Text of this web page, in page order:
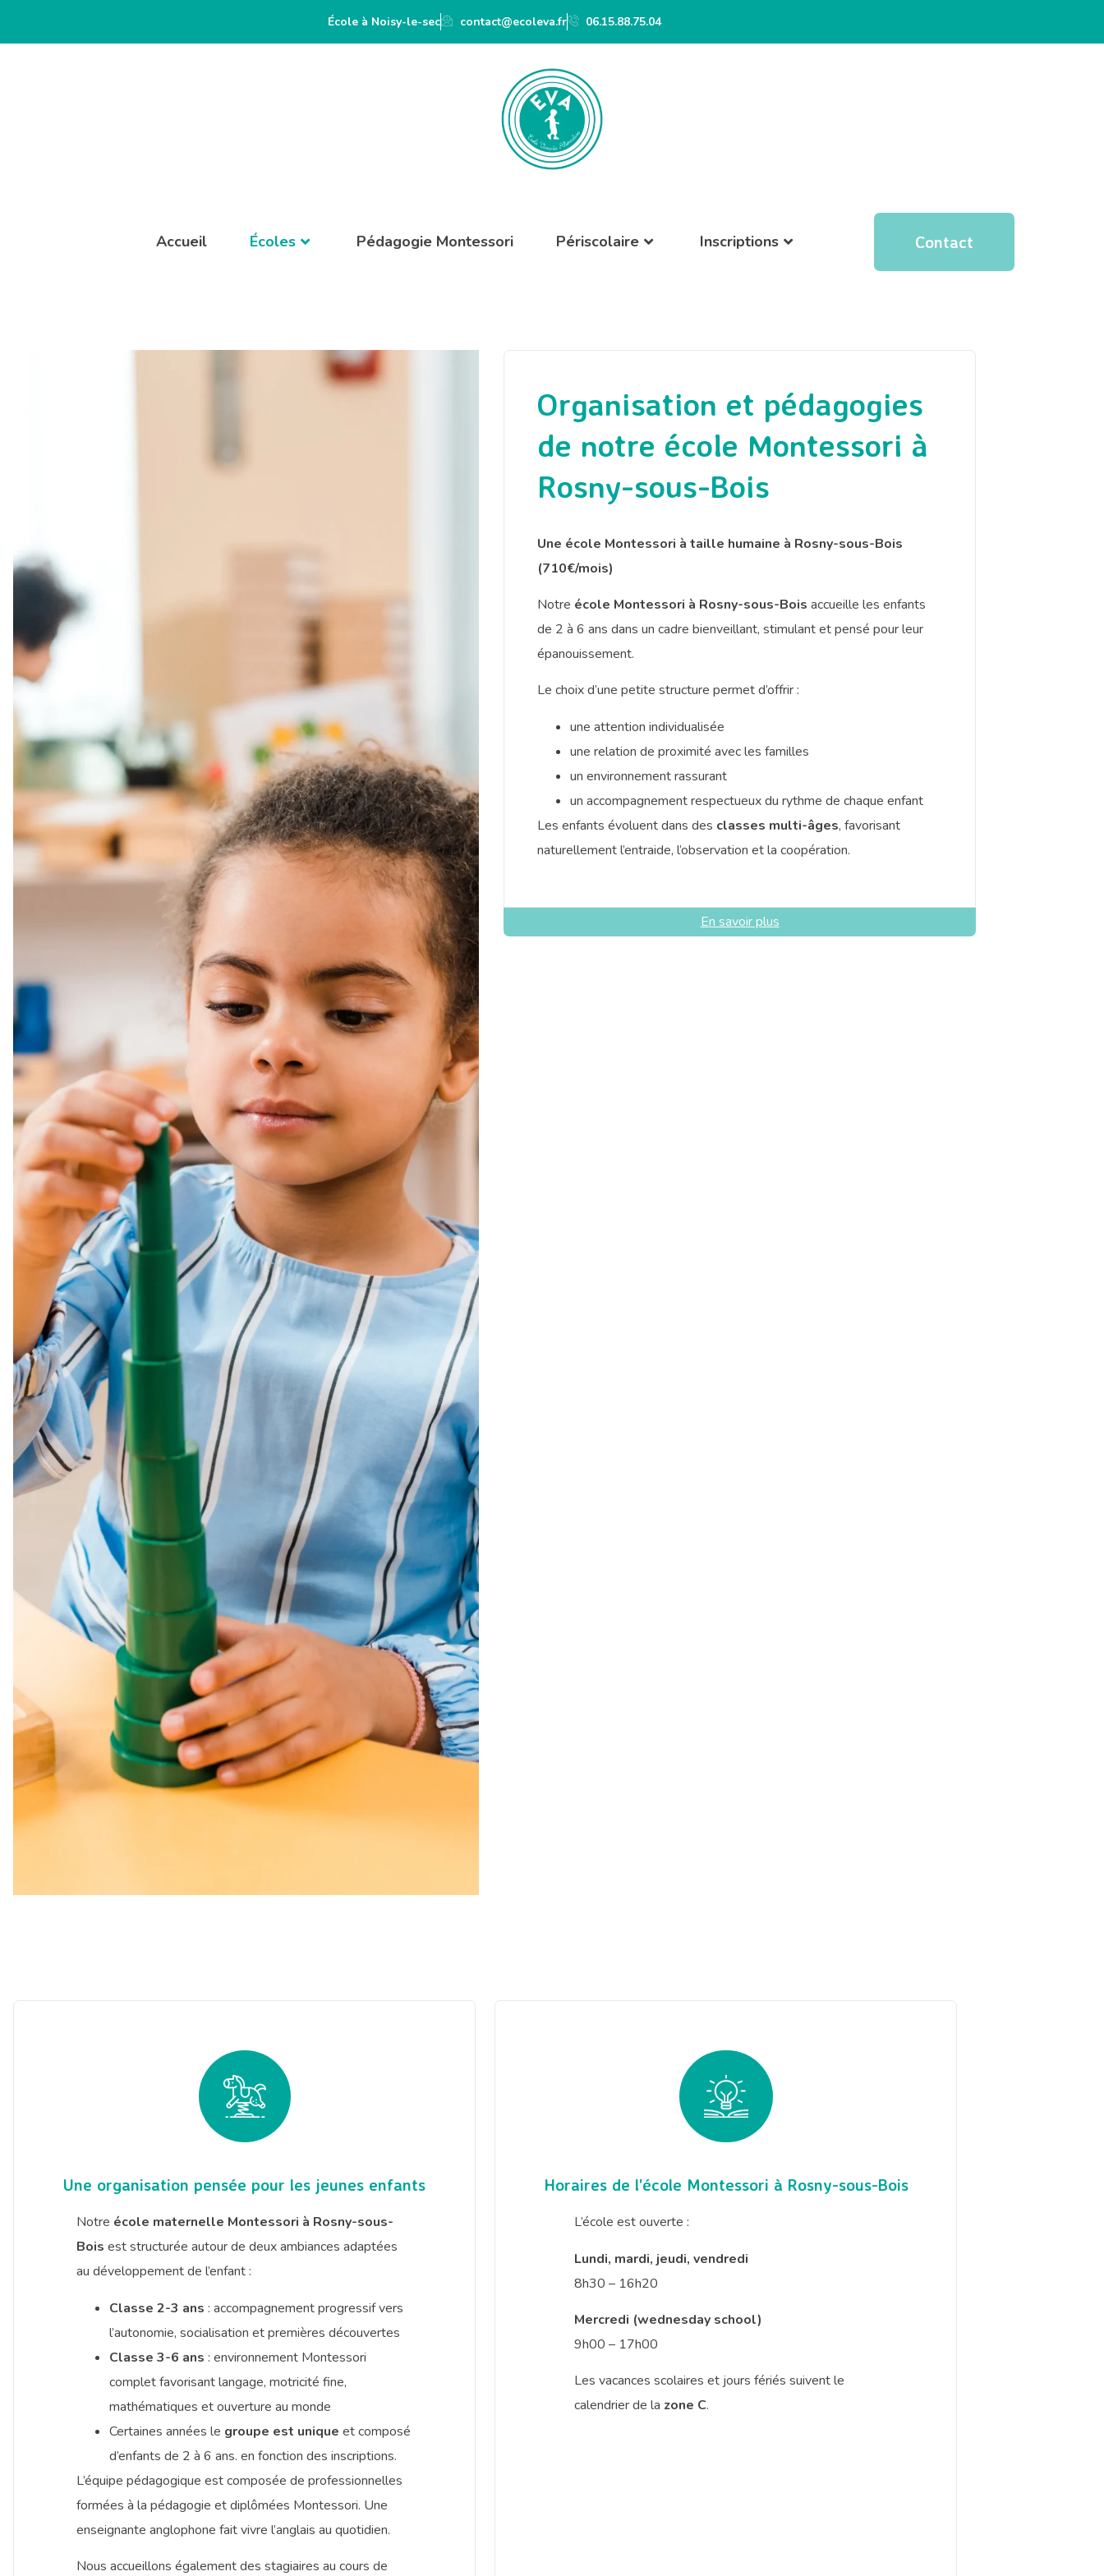
École à Noisy-le-sec contact@ecoleva.fr 06.15.88.75.04
Accueil Écoles Pédagogie Montessori Périscolaire Inscriptions Contact
Organisation et pédagogies
de notre école Montessori à
Rosny-sous-Bois
Une école Montessori à taille humaine à Rosny-sous-Bois
(710€/mois)
Notre école Montessori à Rosny-sous-Bois accueille les enfants
de 2 à 6 ans dans un cadre bienveillant, stimulant et pensé pour leur
épanouissement.
Le choix d’une petite structure permet d’offrir :
une attention individualisée
une relation de proximité avec les familles
un environnement rassurant
un accompagnement respectueux du rythme de chaque enfant
Les enfants évoluent dans des classes multi-âges, favorisant
naturellement l’entraide, l’observation et la coopération.
En savoir plus
Une organisation pensée pour les jeunes enfants
Notre école maternelle Montessori à Rosny-sous-
Bois est structurée autour de deux ambiances adaptées
au développement de l’enfant :
Classe 2-3 ans : accompagnement progressif vers
l’autonomie, socialisation et premières découvertes
Classe 3-6 ans : environnement Montessori
complet favorisant langage, motricité fine,
mathématiques et ouverture au monde
Certaines années le groupe est unique et composé
d’enfants de 2 à 6 ans. en fonction des inscriptions.
L’équipe pédagogique est composée de professionnelles
formées à la pédagogie et diplômées Montessori. Une
enseignante anglophone fait vivre l’anglais au quotidien.
Nous accueillons également des stagiaires au cours de
Horaires de l’école Montessori à Rosny-sous-Bois
L’école est ouverte :
Lundi, mardi, jeudi, vendredi
8h30 – 16h20
Mercredi (wednesday school)
9h00 – 17h00
Les vacances scolaires et jours fériés suivent le
calendrier de la zone C.